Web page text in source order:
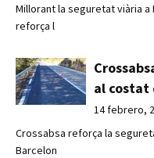
Millorant la seguretat viària
reforça l
al costat
14 febrero,
Crossabsa reforça la
Barcelon